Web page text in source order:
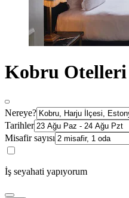
Kobru Otelleri
Nereye?
Tarihler
Misafir sayısı
İş seyahati yapıyorum